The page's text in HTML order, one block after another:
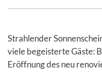
Strahlender
viele begeisterte Gäste:
Eröffnung des neu